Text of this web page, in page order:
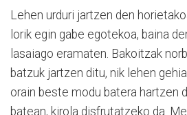
Lehen urduri jartzen den
lorik egin gabe egotekoa, baina
lasaiago eramaten. Bakoitzak
batzuk jartzen ditu, nik lehen
orain beste modu batera hartzen
batean, kirola disfrutatzeko da.